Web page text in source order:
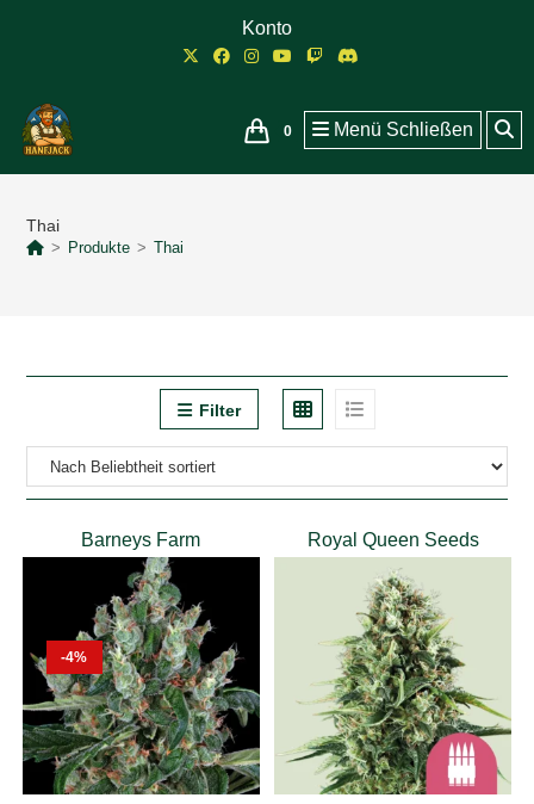
Konto
0 Menü Schließen
Thai
> Produkte > Thai
Filter
Barneys Farm
-4%
Royal Queen Seeds